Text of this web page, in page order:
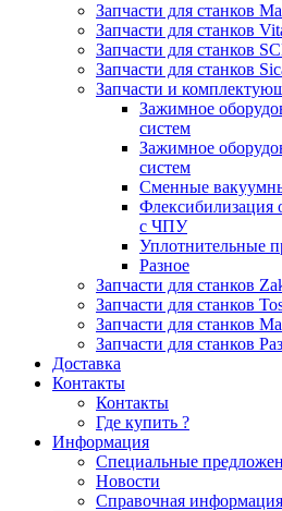
Запчасти для станков
Запчасти для станков
Запчасти для станков
Запчасти для станков
Запчасти и
Зажимное
систем
Зажимное
систем
Сменные
Флексибилизация
с ЧПУ
Уплотнительные
Разное
Запчасти для станков
Запчасти для станков
Запчасти для станков
Запчасти для станков
Доставка
Контакты
Контакты
Где купить ?
Информация
Специальные
Новости
Справочная информация